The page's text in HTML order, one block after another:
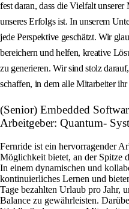
fest daran, dass die Vielfalt
unseres Erfolgs ist. In unserem
jede Perspektive geschätzt. Wir
bereichern und helfen, kreative
zu generieren. Wir sind stolz
schaffen, in dem alle Mitarbeiter
(Senior) Embedded
Arbeitgeber: Quantum-
Fernride ist ein hervorragender
Möglichkeit bietet, an der Spitze
In einem dynamischen und
kontinuierliches Lernen und
Tage bezahlten Urlaub pro Jahr,
Balance zu gewährleisten.